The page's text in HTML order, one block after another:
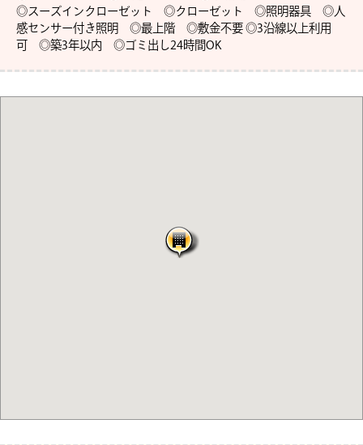
◎スーズインクローゼット　◎クローゼット　◎照明器具　◎人
感センサー付き照明　◎最上階　◎敷金不要 ◎3沿線以上利用
可　◎築3年以内　◎ゴミ出し24時間OK